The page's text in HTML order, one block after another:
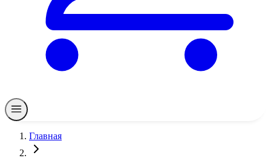
Главная